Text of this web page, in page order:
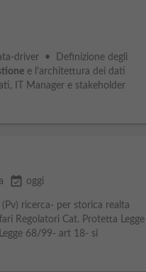
driver • Definizione degli
e l'architettura dei dati
IT Manager e stakeholder
event_available oggi
ricerca- per storica realta
Regolatori Cat. Protetta Legge
68/99- art 18- si